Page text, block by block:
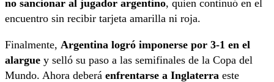
no sancionar al jugador argentino, quien continuó en el
encuentro sin recibir tarjeta amarilla ni roja.
Finalmente, Argentina logró imponerse por 3-1 en el
alargue y selló su paso a las semifinales de la Copa del
Mundo. Ahora deberá enfrentarse a Inglaterra este